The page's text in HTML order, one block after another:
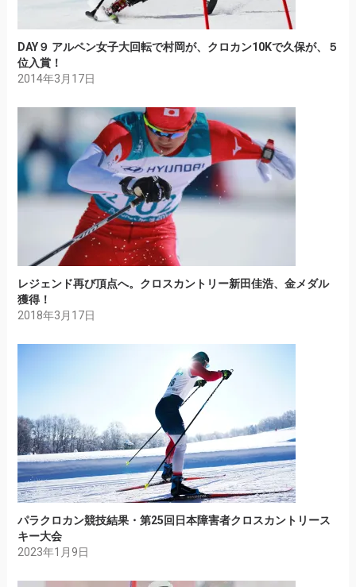
DAY９ アルペン女子大回転で村岡が、クロカン10Kで久保が、５
位入賞！
2014年3月17日
レジェンド再び頂点へ。クロスカントリー新田佳浩、金メダル
獲得！
2018年3月17日
パラクロカン競技結果・第25回日本障害者クロスカントリース
キー大会
2023年1月9日